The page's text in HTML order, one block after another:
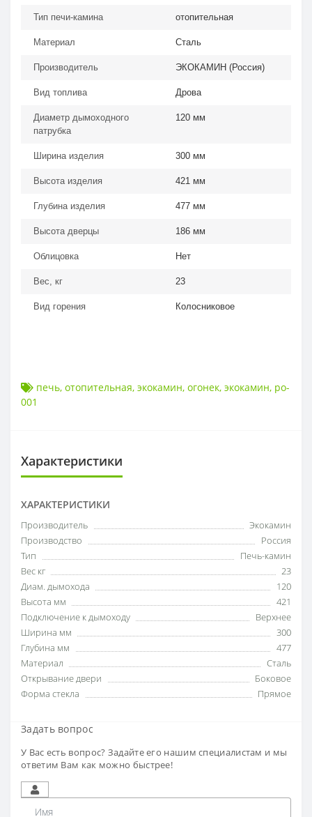
Тип печи-камина отопительная
Материал Сталь
Производитель ЭКОКАМИН (Россия)
Вид топлива Дрова
Диаметр дымоходного
патрубка
120 мм
Ширина изделия 300 мм
Высота изделия 421 мм
Глубина изделия 477 мм
Высота дверцы 186 мм
Облицовка Нет
Вес, кг 23
Вид горения Колосниковое
печь, отопительная, экокамин, огонек, экокамин, po-
001
Характеристики
ХАРАКТЕРИСТИКИ
Производитель
Экокамин
Производство
Россия
Тип
Печь-камин
Вес кг
23
Диам. дымохода
120
Высота мм
421
Подключение к дымоходу
Верхнее
Ширина мм
300
Глубина мм
477
Материал
Сталь
Открывание двери
Боковое
Форма стекла
Прямое
Задать вопрос
У Вас есть вопрос? Задайте его нашим специалистам и мы
ответим Вам как можно быстрее!